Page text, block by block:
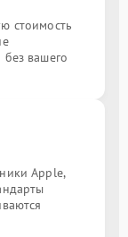
стоимость
вашего
Apple,